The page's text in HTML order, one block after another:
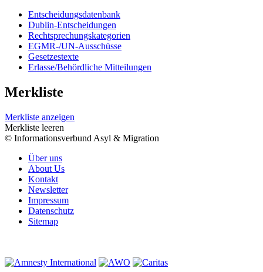
Entscheidungsdatenbank
Dublin-Entscheidungen
Rechtsprechungskategorien
EGMR-/UN-Ausschüsse
Gesetzestexte
Erlasse/Behördliche Mitteilungen
Merkliste
Merkliste anzeigen
Merkliste leeren
© Informationsverbund Asyl & Migration
Über uns
About Us
Kontakt
Newsletter
Impressum
Datenschutz
Sitemap